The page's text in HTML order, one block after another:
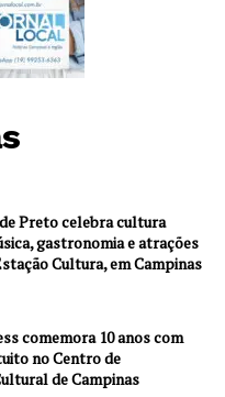
Preto celebra cultura
gastronomia e atrações
Cultura, em Campinas
comemora 10 anos com
no Centro de
de Campinas